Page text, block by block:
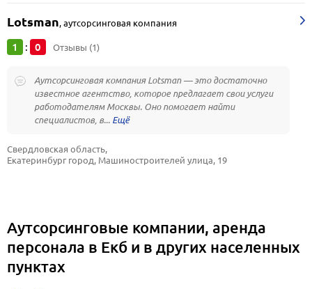
Lotsman,аутсорсинговая компания
1 : 0 Отзывы (1)
Аутсорсинговая компания Lotsman — это достаточно
известное агентство, которое предлагает свои услуги
работодателям Москвы. Оно помогает найти
специалистов, в...
Свердловская область,
Екатеринбург город, Машиностроителей улица, 19
Аутсорсинговые компании, аренда
персонала в Екб и в других населенных
пунктах